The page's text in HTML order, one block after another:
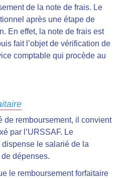
de la note de frais. Le
après une étape de
En effet, la note de frais est
fait l’objet de vérification de
comptable qui procède au
de remboursement, il convient
par l’URSSAF. Le
le salarié de la
dépenses.
le remboursement forfaitaire